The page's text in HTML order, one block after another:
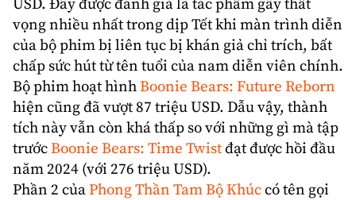
USD. Đây được đánh giá là tác phẩm gây thất
vọng nhiều nhất trong dịp Tết khi màn trình diễn
của bộ phim bị liên tục bị khán giả chỉ trích, bất
chấp sức hút từ tên tuổi của nam diễn viên chính.
Bộ phim hoạt hìnhBoonie Bears: Future Reborn
hiện cũng đã vượt 87 triệu USD. Dẫu vậy, thành
tích này vẫn còn khá thấp so với những gì mà tập
trướcBoonie Bears: Time Twistđạt được hồi đầu
năm 2024 (với 276 triệu USD).
Phần 2 củaPhong Thần Tam Bộ Khúccó tên gọi